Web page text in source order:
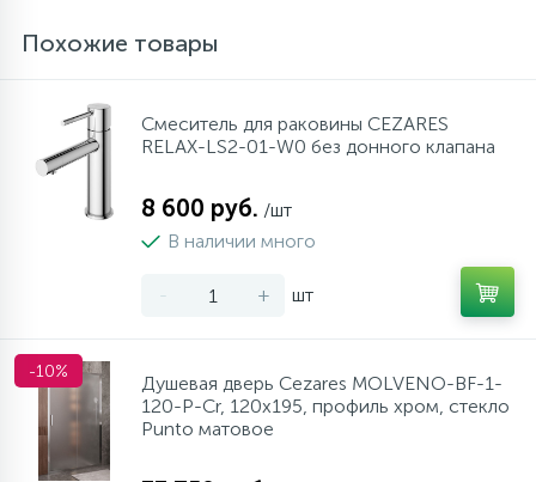
Похожие товары
Cмеситель для раковины CEZARES
RELAX-LS2-01-W0 без донного клапана
8 600 руб. /шт
В наличии много
- + шт
-10%
Душевая дверь Cezares MOLVENO-BF-1-
120-P-Cr, 120х195, профиль хром, стекло
Punto матовое